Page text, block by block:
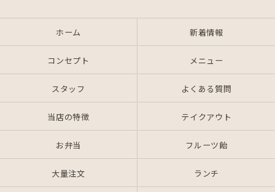
ホーム 新着情報
コンセプト メニュー
スタッフ よくある質問
当店の特徴 テイクアウト
お弁当 フルーツ飴
大量注文 ランチ